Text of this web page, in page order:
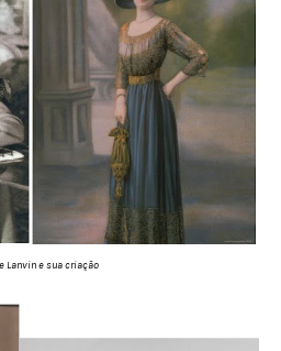
Lanvin e sua criação